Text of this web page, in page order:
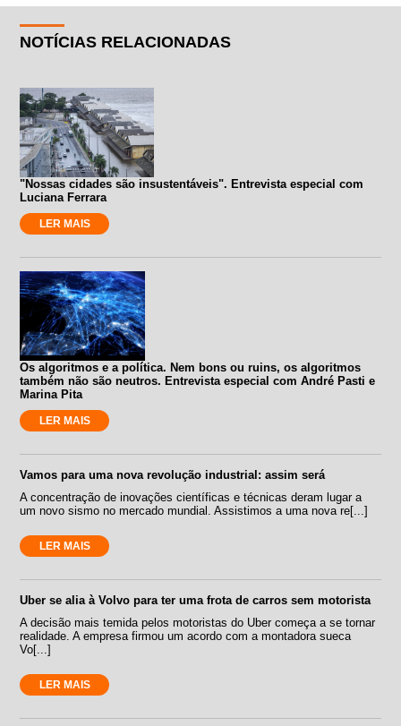
NOTÍCIAS RELACIONADAS
"Nossas cidades são insustentáveis". Entrevista especial com
Luciana Ferrara
LER MAIS
Os algoritmos e a política. Nem bons ou ruins, os algoritmos
também não são neutros. Entrevista especial com André Pasti e
Marina Pita
LER MAIS
Vamos para uma nova revolução industrial: assim será
A concentração de inovações científicas e técnicas deram lugar a
um novo sismo no mercado mundial. Assistimos a uma nova re[...]
LER MAIS
Uber se alia à Volvo para ter uma frota de carros sem motorista
A decisão mais temida pelos motoristas do Uber começa a se tornar
realidade. A empresa firmou um acordo com a montadora sueca
Vo[...]
LER MAIS